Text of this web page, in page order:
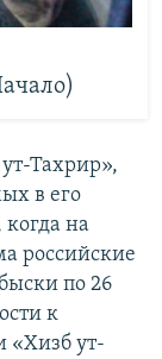
Тахрир»,
в его
когда на
российские
по 26
к
«Хизб ут-